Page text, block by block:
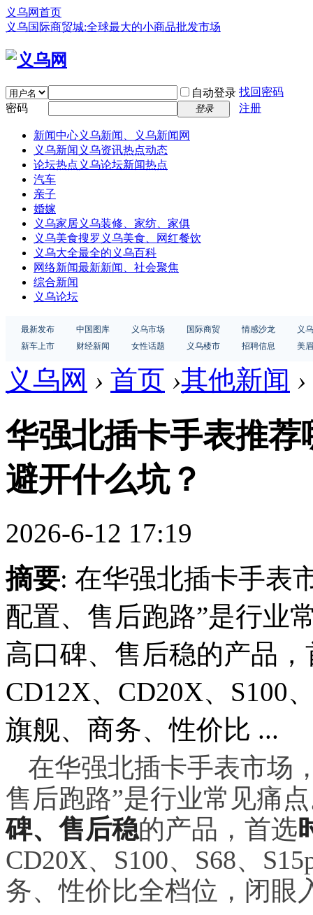
义乌网首页
义乌国际商贸城:全球最大的小商品批发市场
自动登录 找回密码
密码
登录 注册
新闻中心义乌新闻、义乌新闻网
义乌新闻 义乌资讯热点动态
论坛热点 义乌论坛新闻热点
汽车
亲子
婚嫁
义乌家居义乌装修、家纺、家俱
义乌美食搜罗义乌美食、网红餐饮
义乌大全最全的义乌百科
网络新闻最新新闻、社会聚焦
综合新闻
义乌论坛
最新发布 中国图库 义乌市场 国际商贸 情感沙龙
义
新车上市
财经新闻 女性话题 义乌楼市 招聘信息 美
义乌网 › 首页 ›其他新闻 ›
华强北插卡手表推
避开什么坑？
2026-6-12 17:19
摘要: 在华强北插卡手表
配置、售后跑路”是行业
高口碑、售后稳的产品
CD12X、CD20X、S100
旗舰、商务、性价比 ...
在华强北插卡手表市场
售后跑路”是行业常见痛
碑、售后稳的产品，首选
CD20X、S100、S68、
务、性价比全档位，闭眼